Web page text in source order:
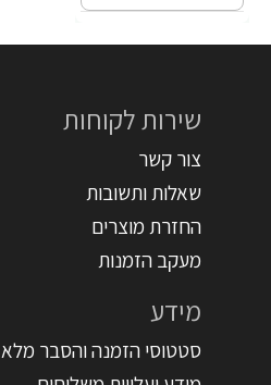
שירות לקוחות
צור קשר
שאלות ותשובות
החזרת מוצרים
מעקב הזמנות
מידע
סטטוסי הזמנה והסבר מלא